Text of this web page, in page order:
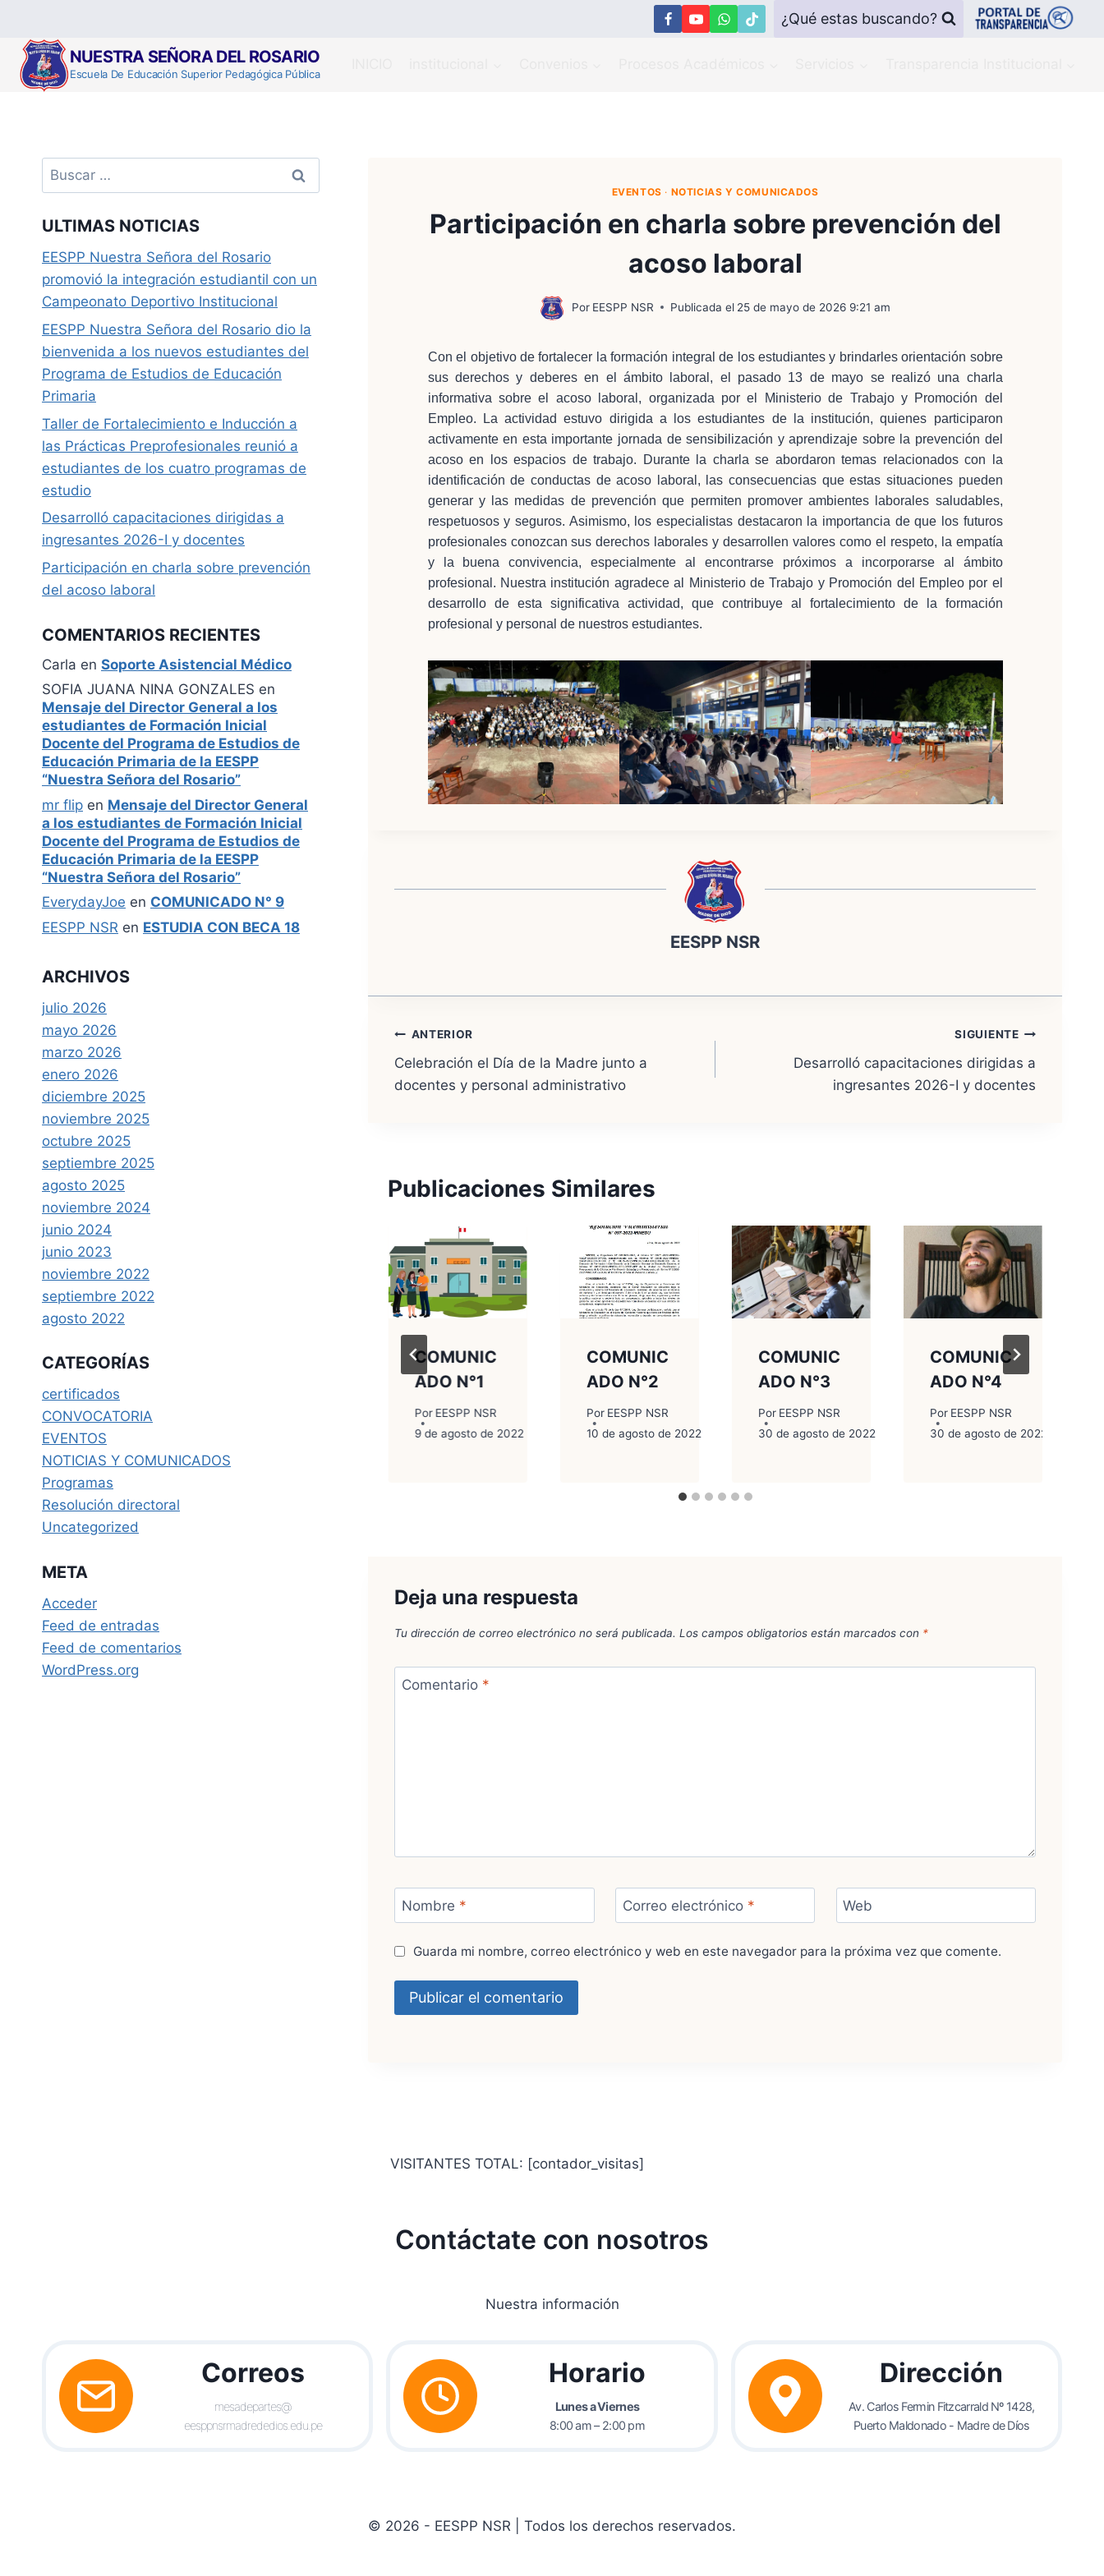
contenido
¿Qué estas buscando?
NUESTRA SEÑORA DEL ROSARIO
Escuela De Educación Superior Pedagógica Pública
EVENTOS · NOTICIAS Y COMUNICADOS
Participación en charla sobre prevención del
acoso laboral
Por EESPP NSR Publicada el 25 de mayo de 2026 9:21 am
Con el objetivo de fortalecer la formación integral de los estudiantes y brindarles orientación sobre
sus derechos y deberes en el ámbito laboral, el pasado 13 de mayo se realizó una charla
informativa sobre el acoso laboral, organizada por el Ministerio de Trabajo y Promoción del
Empleo. La actividad estuvo dirigida a los estudiantes de la institución, quienes participaron
activamente en esta importante jornada de sensibilización y aprendizaje sobre la prevención del
acoso en los espacios de trabajo. Durante la charla se abordaron temas relacionados con la
identificación de conductas de acoso laboral, las consecuencias que estas situaciones pueden
generar y las medidas de prevención que permiten promover ambientes laborales saludables,
respetuosos y seguros. Asimismo, los especialistas destacaron la importancia de que los futuros
profesionales conozcan sus derechos laborales y desarrollen valores como el respeto, la empatía
y la buena convivencia, especialmente al encontrarse próximos a incorporarse al ámbito
profesional. Nuestra institución agradece al Ministerio de Trabajo y Promoción del Empleo por el
desarrollo de esta significativa actividad, que contribuye al fortalecimiento de la formación
profesional y personal de nuestros estudiantes.
EESPP NSR
Navegación
de
ANTERIOR
Celebración el Día de la Madre junto a
docentes y personal administrativo
SIGUIENTE
Desarrolló capacitaciones dirigidas a
ingresantes 2026-I y docentes
Publicaciones Similares
COMUNIC
PorEESPP NSR
9 de septiembre de 2022
COMUNIC
ADO N°1
Por EESPP NSR
9 de agosto de 2022
COMUNIC
ADO N°2
Por EESPP NSR
10 de agosto de 2022
COMUNIC
ADO N°3
Por EESPP NSR
30 de agosto de 2022
COMUNIC
ADO N°4
Por EESPP NSR
30 de agosto de 2022
Deja una respuesta
Tu dirección de correo electrónico no será publicada. Los campos obligatorios están marcados con *
Comentario *
Nombre * Correo electrónico * Web
Guarda mi nombre, correo electrónico y web en este navegador para la próxima vez que comente.
Buscar:
ULTIMAS NOTICIAS
EESPP Nuestra Señora del Rosario
promovió la integración estudiantil con un
Campeonato Deportivo Institucional
EESPP Nuestra Señora del Rosario dio la
bienvenida a los nuevos estudiantes del
Programa de Estudios de Educación
Primaria
Taller de Fortalecimiento e Inducción a
las Prácticas Preprofesionales reunió a
estudiantes de los cuatro programas de
estudio
Desarrolló capacitaciones dirigidas a
ingresantes 2026-I y docentes
Participación en charla sobre prevención
del acoso laboral
COMENTARIOS RECIENTES
Carla en Soporte Asistencial Médico
SOFIA JUANA NINA GONZALES en
Mensaje del Director General a los
estudiantes de Formación Inicial
Docente del Programa de Estudios de
Educación Primaria de la EESPP
“Nuestra Señora del Rosario”
mr flip en Mensaje del Director General
a los estudiantes de Formación Inicial
Docente del Programa de Estudios de
Educación Primaria de la EESPP
“Nuestra Señora del Rosario”
EverydayJoe en COMUNICADO N° 9
EESPP NSR en ESTUDIA CON BECA 18
ARCHIVOS
julio 2026
mayo 2026
marzo 2026
enero 2026
diciembre 2025
noviembre 2025
octubre 2025
septiembre 2025
agosto 2025
noviembre 2024
junio 2024
junio 2023
noviembre 2022
septiembre 2022
agosto 2022
CATEGORÍAS
certificados
CONVOCATORIA
EVENTOS
NOTICIAS Y COMUNICADOS
Programas
Resolución directoral
Uncategorized
META
Acceder
Feed de entradas
Feed de comentarios
WordPress.org
VISITANTES TOTAL: [contador_visitas]
Contáctate con nosotros
Nuestra información
Correos
mesadepartes@
eesppnsrmadrededios.edu.pe
Horario
Lunes a Viernes
8:00 am – 2:00 pm
Dirección
Av. Carlos Fermin Fitzcarrald Nº 1428,
Puerto Maldonado - Madre de Díos
© 2026 - EESPP NSR | Todos los derechos reservados.